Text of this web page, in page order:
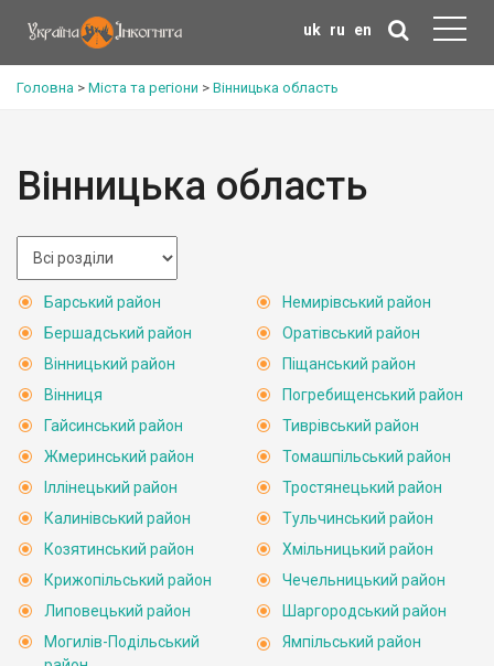
uk ru en
Головна > Міста та регіони > Вінницька область
Вінницька область
Барський район
Бершадський район
Вінницький район
Вінниця
Гайсинський район
Жмеринський район
Іллінецький район
Калинівський район
Козятинський район
Крижопільський район
Липовецький район
Могилів-Подільський
Немирівський район
Оратівський район
Піщанський район
Погребищенський район
Тиврівський район
Томашпільський район
Тростянецький район
Тульчинський район
Хмільницький район
Чечельницький район
Шаргородський район
Ямпільський район